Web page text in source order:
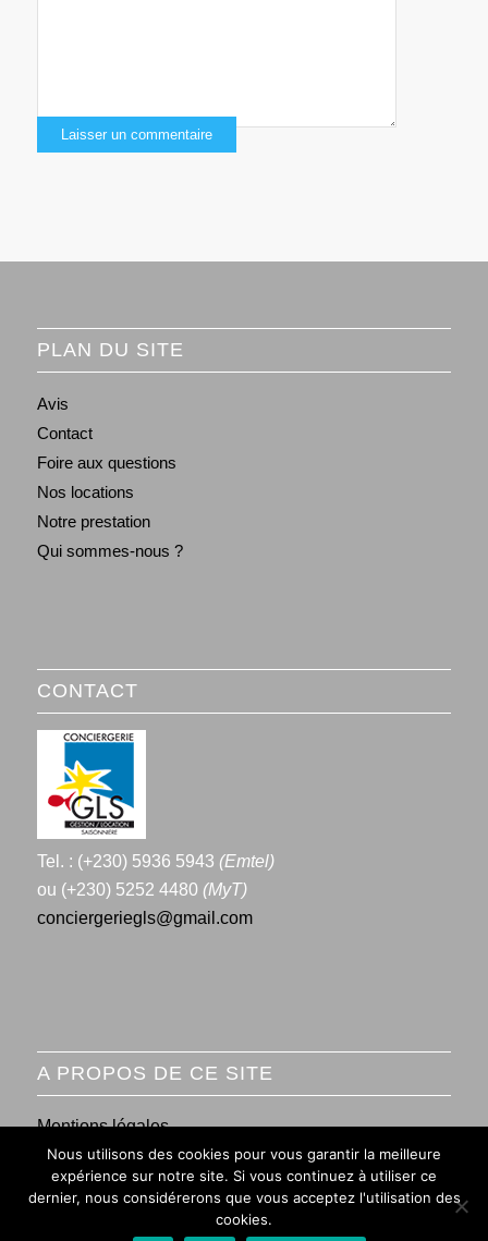
PLAN DU SITE
Avis
Contact
Foire aux questions
Nos locations
Notre prestation
Qui sommes-nous ?
CONTACT
Tel. : (+230) 5936 5943 (Emtel)
ou (+230) 5252 4480 (MyT)
conciergeriegls@gmail.com
A PROPOS DE CE SITE
Mentions légales
Conditions générales de vente
Nous utilisons des cookies pour vous garantir la meilleure
expérience sur notre site. Si vous continuez à utiliser ce
dernier, nous considérerons que vous acceptez l'utilisation des
cookies.